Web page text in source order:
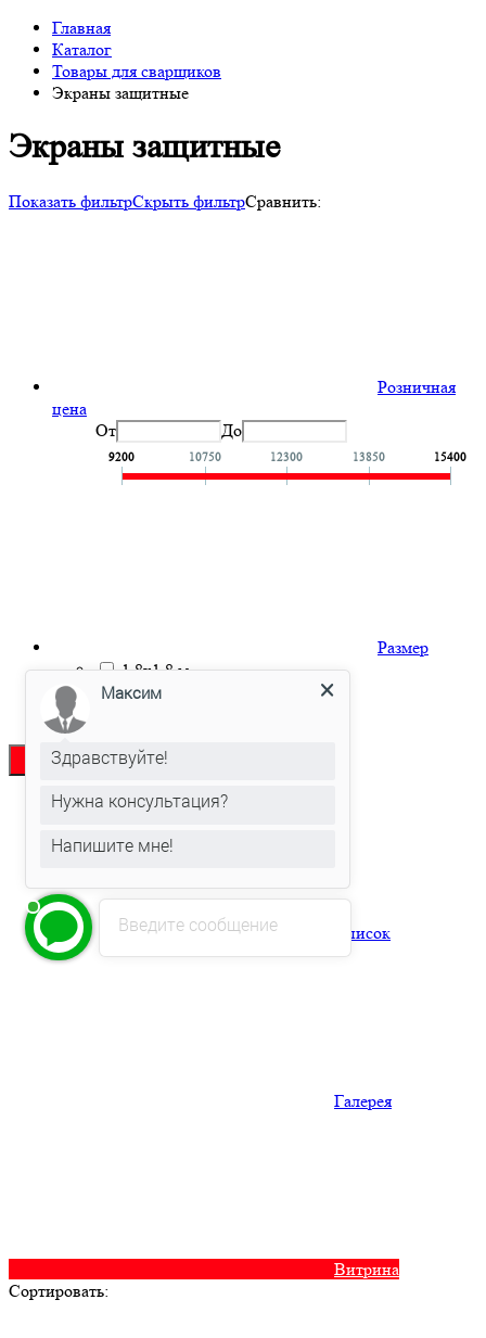
Главная
Каталог
Товары для сварщиков
Экраны защитные
Экраны защитные
Показать фильтрСкрыть фильтрСравнить:
Розничная
цена
От
До
9200 10750 12300 13850 15400
Размер
1.8х1.8 м
2,0х1,95 м
Список
Галерея
Витрина
Сортировать:
Введите сообщение
Максим
Здравствуйте!
Нужна консультация?
Напишите мне!